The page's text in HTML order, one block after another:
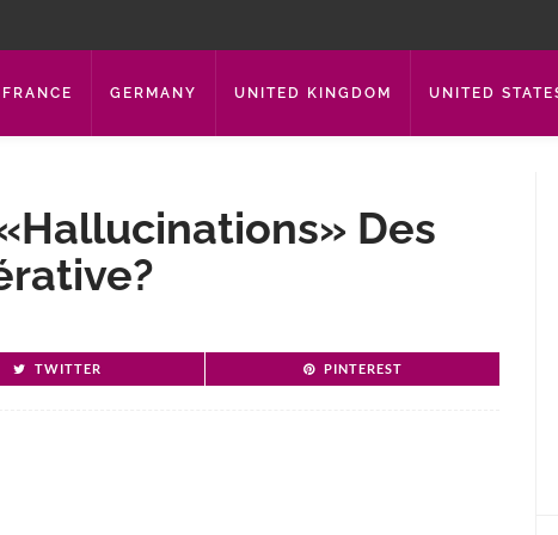
FRANCE GERMANY UNITED KINGDOM UNITED
Des
TWITTER PINTEREST